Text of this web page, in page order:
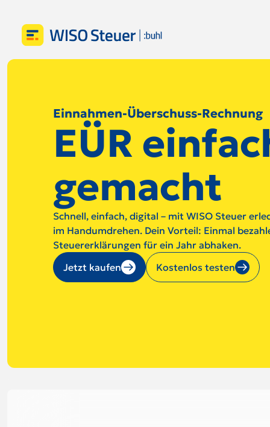
Einnahmen-Überschuss-Rechnung
EÜR
gemacht
Schnell, einfach, digital – mit WISO Steuer
im Handumdrehen. Dein Vorteil: Einmal
Steuererklärungen für ein Jahr abhaken.
Jetzt kaufen
Kostenlos testen